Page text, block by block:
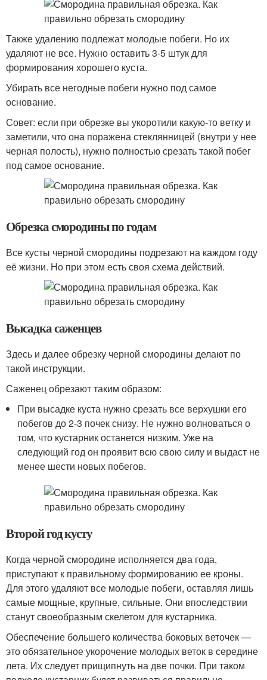
Также удалению подлежат молодые побеги. Но их
удаляют не все. Нужно оставить 3-5 штук для
формирования хорошего куста.
Убирать все негодные побеги нужно под самое
основание.
Совет: если при обрезке вы укоротили какую-то ветку и
заметили, что она поражена стеклянницей (внутри у нее
черная полость), нужно полностью срезать такой побег
под самое основание.
Обрезка смородины по годам
Все кусты черной смородины подрезают на каждом году
её жизни. Но при этом есть своя схема действий.
Высадка саженцев
Здесь и далее обрезку черной смородины делают по
такой инструкции.
Саженец обрезают таким образом:
При высадке куста нужно срезать все верхушки его
побегов до 2-3 почек снизу. Не нужно волноваться о
том, что кустарник останется низким. Уже на
следующий год он проявит всю свою силу и выдаст не
менее шести новых побегов.
Второй год кусту
Когда черной смородине исполняется два года,
приступают к правильному формированию ее кроны.
Для этого удаляют все молодые побеги, оставляя лишь
самые мощные, крупные, сильные. Они впоследствии
станут своеобразным скелетом для кустарника.
Обеспечение большего количества боковых веточек —
это обязательное укорочение молодых веток в середине
лета. Их следует прищипнуть на две почки. При таком